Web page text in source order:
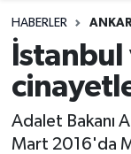
HABERLER
Adalet Bakanı
Mart 2016'da
Biyografi
Çevre
Diğer
Ankara
Süper Lig
Tüm